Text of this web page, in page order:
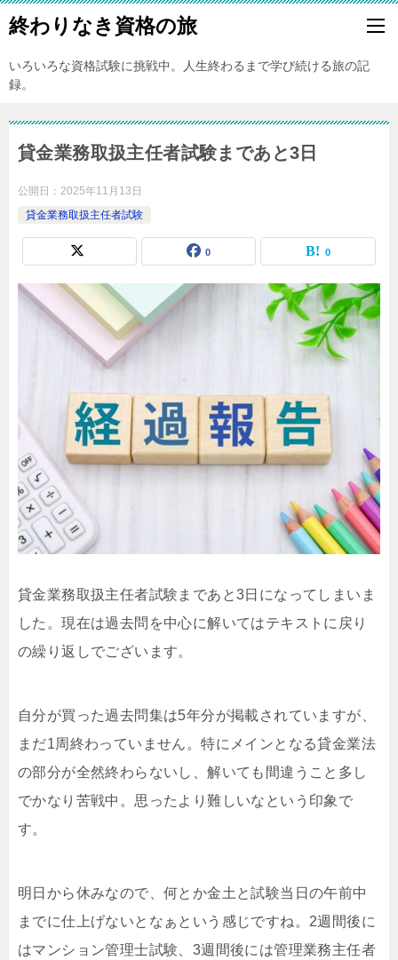
終わりなき資格の旅
いろいろな資格試験に挑戦中。人生終わるまで学び続ける旅の記
録。
貸金業務取扱主任者試験まであと3日
公開日： 2025年11月13日
貸金業務取扱主任者試験
0 0
貸金業務取扱主任者試験まであと3日になってしまいま
した。現在は過去問を中心に解いてはテキストに戻り
の繰り返しでございます。
自分が買った過去問集は5年分が掲載されていますが、
まだ1周終わっていません。特にメインとなる貸金業法
の部分が全然終わらないし、解いても間違うこと多し
でかなり苦戦中。思ったより難しいなという印象で
す。
明日から休みなので、何とか金土と試験当日の午前中
までに仕上げないとなぁという感じですね。2週間後に
はマンション管理士試験、3週間後には管理業務主任者